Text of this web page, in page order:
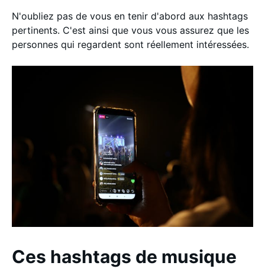
N'oubliez pas de vous en tenir d'abord aux hashtags
pertinents. C'est ainsi que vous vous assurez que les
personnes qui regardent sont réellement intéressées.
Ces hashtags de musique